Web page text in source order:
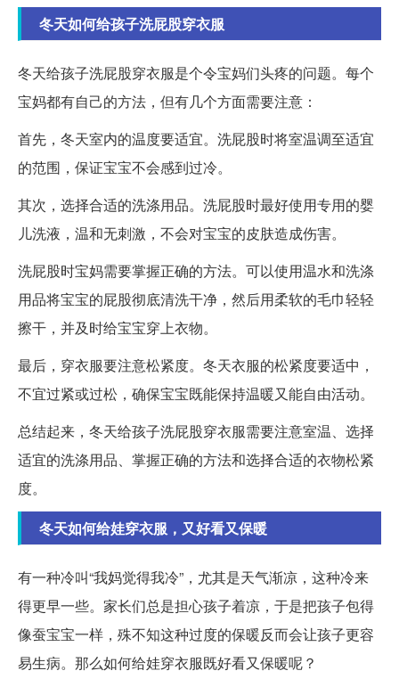
冬天如何给孩子洗屁股穿衣服
冬天给孩子洗屁股穿衣服是个令宝妈们头疼的问题。每个
宝妈都有自己的方法，但有几个方面需要注意：
首先，冬天室内的温度要适宜。洗屁股时将室温调至适宜
的范围，保证宝宝不会感到过冷。
其次，选择合适的洗涤用品。洗屁股时最好使用专用的婴
儿洗液，温和无刺激，不会对宝宝的皮肤造成伤害。
洗屁股时宝妈需要掌握正确的方法。可以使用温水和洗涤
用品将宝宝的屁股彻底清洗干净，然后用柔软的毛巾轻轻
擦干，并及时给宝宝穿上衣物。
最后，穿衣服要注意松紧度。冬天衣服的松紧度要适中，
不宜过紧或过松，确保宝宝既能保持温暖又能自由活动。
总结起来，冬天给孩子洗屁股穿衣服需要注意室温、选择
适宜的洗涤用品、掌握正确的方法和选择合适的衣物松紧
度。
冬天如何给娃穿衣服，又好看又保暖
有一种冷叫“我妈觉得我冷”，尤其是天气渐凉，这种冷来
得更早一些。家长们总是担心孩子着凉，于是把孩子包得
像蚕宝宝一样，殊不知这种过度的保暖反而会让孩子更容
易生病。那么如何给娃穿衣服既好看又保暖呢？